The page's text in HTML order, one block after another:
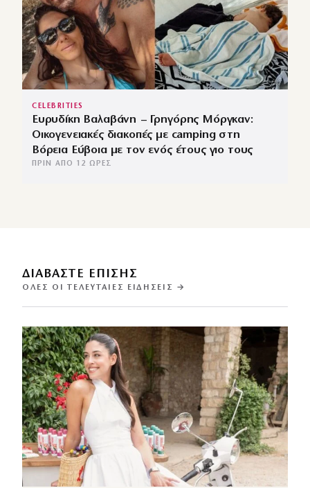
CELEBRITIES
Ευρυδίκη Βαλαβάνη – Γρηγόρης Μόργκαν:
Οικογενειακές διακοπές με camping στη
Βόρεια Εύβοια με τον ενός έτους γιο τους
ΠΡΙΝ ΑΠΌ 12 ΏΡΕΣ
ΔΙΑΒΑΣΤΕ ΕΠΙΣΗΣ
ΌΛΕΣ ΟΙ ΤΕΛΕΥΤΑΊΕΣ ΕΙΔΉΣΕΙΣ →